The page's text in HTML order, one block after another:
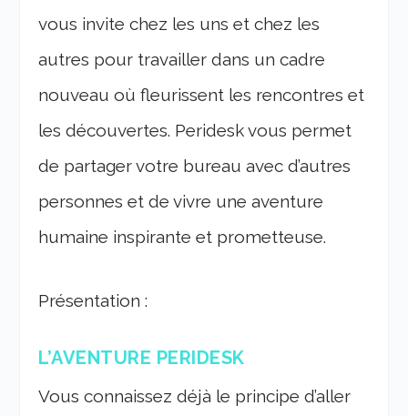
vous invite chez les uns et chez les
autres pour travailler dans un cadre
nouveau où fleurissent les rencontres et
les découvertes. Peridesk vous permet
de partager votre bureau avec d’autres
personnes et de vivre une aventure
humaine inspirante et prometteuse.
Présentation :
L’AVENTURE PERIDESK
Vous connaissez déjà le principe d’aller